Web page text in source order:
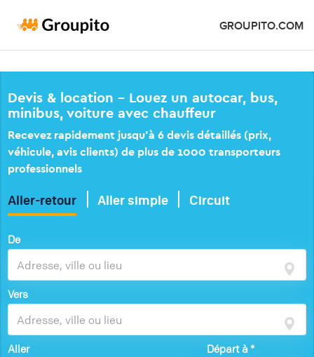
GROUPITO.COM
Devis & location – Louez un autocar, bus,
minibus, voiture avec chauffeur
Recevez rapidement jusqu’à 6 devis détaillés (prix,
véhicule, avis clients) de plus de 1000 transporteurs
professionnels
Aller-retour Aller simple Circuit
De
Vers
Aller Départ à *